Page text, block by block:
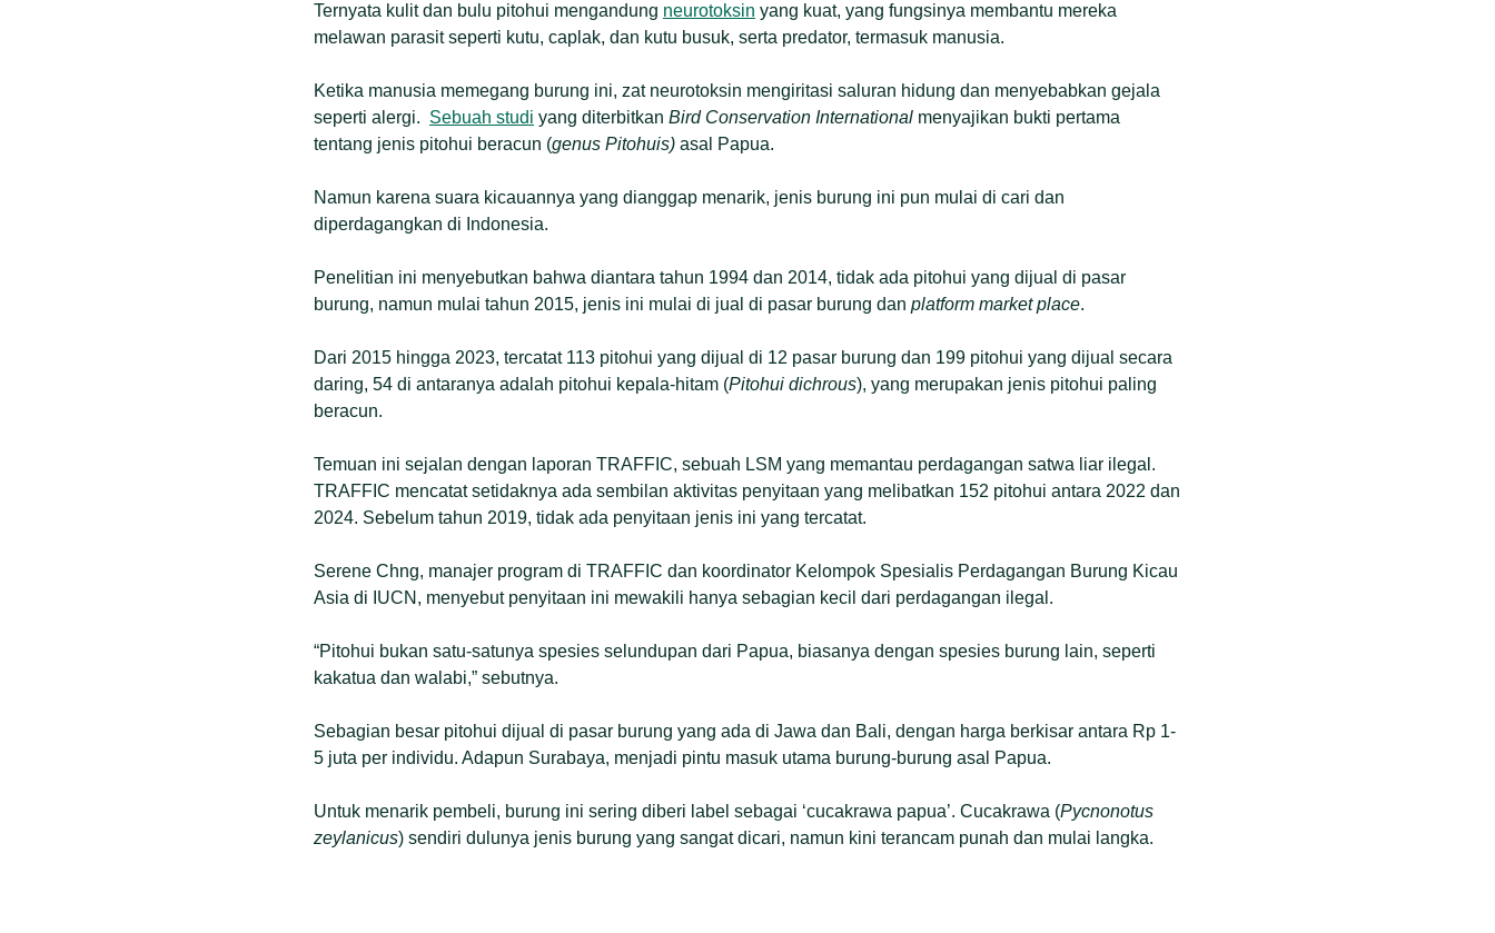
Ternyata kulit dan bulu pitohui mengandung neurotoksin yang kuat, yang fungsinya membantu mereka
melawan parasit seperti kutu, caplak, dan kutu busuk, serta predator, termasuk manusia.
Ketika manusia memegang burung ini, zat neurotoksin mengiritasi saluran hidung dan menyebabkan gejala
seperti alergi. Sebuah studi yang diterbitkan Bird Conservation International menyajikan bukti pertama
tentang jenis pitohui beracun (genus Pitohuis) asal Papua.
Namun karena suara kicauannya yang dianggap menarik, jenis burung ini pun mulai di cari dan
diperdagangkan di Indonesia.
Penelitian ini menyebutkan bahwa diantara tahun 1994 dan 2014, tidak ada pitohui yang dijual di pasar
burung, namun mulai tahun 2015, jenis ini mulai di jual di pasar burung dan platform market place.
Dari 2015 hingga 2023, tercatat 113 pitohui yang dijual di 12 pasar burung dan 199 pitohui yang dijual secara
daring, 54 di antaranya adalah pitohui kepala-hitam (Pitohui dichrous), yang merupakan jenis pitohui paling
beracun.
Temuan ini sejalan dengan laporan TRAFFIC, sebuah LSM yang memantau perdagangan satwa liar ilegal.
TRAFFIC mencatat setidaknya ada sembilan aktivitas penyitaan yang melibatkan 152 pitohui antara 2022 dan
2024. Sebelum tahun 2019, tidak ada penyitaan jenis ini yang tercatat.
Serene Chng, manajer program di TRAFFIC dan koordinator Kelompok Spesialis Perdagangan Burung Kicau
Asia di IUCN, menyebut penyitaan ini mewakili hanya sebagian kecil dari perdagangan ilegal.
“Pitohui bukan satu-satunya spesies selundupan dari Papua, biasanya dengan spesies burung lain, seperti
kakatua dan walabi,” sebutnya.
Sebagian besar pitohui dijual di pasar burung yang ada di Jawa dan Bali, dengan harga berkisar antara Rp 1-
5 juta per individu. Adapun Surabaya, menjadi pintu masuk utama burung-burung asal Papua.
Untuk menarik pembeli, burung ini sering diberi label sebagai ‘cucakrawa papua’. Cucakrawa (Pycnonotus
zeylanicus) sendiri dulunya jenis burung yang sangat dicari, namun kini terancam punah dan mulai langka.